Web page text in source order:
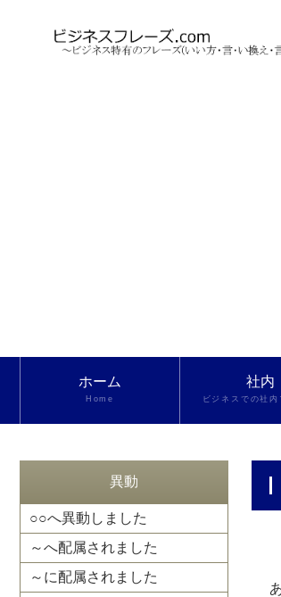
ホーム
Home
社内
ビジネスでの社内
異動
○○へ異動しました
～へ配属されました
～に配属されました